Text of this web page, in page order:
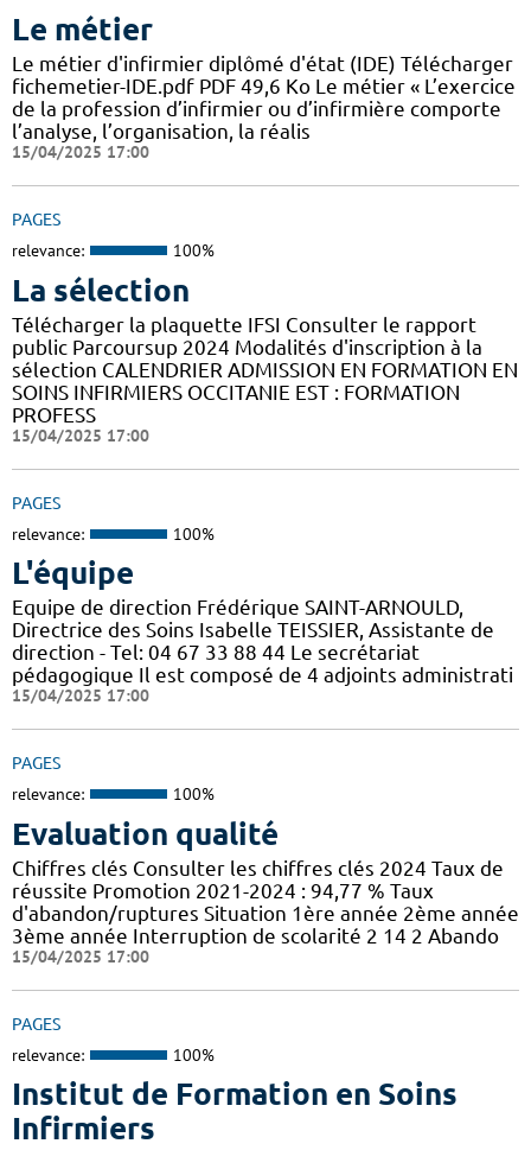
Le métier
Le métier d'infirmier diplômé d'état (IDE) Télécharger
fichemetier-IDE.pdf PDF 49,6 Ko Le métier « L’exercice
de la profession d’infirmier ou d’infirmière comporte
l’analyse, l’organisation, la réalis
15/04/2025 17:00
PAGES
relevance: 100%
La sélection
Télécharger la plaquette IFSI Consulter le rapport
public Parcoursup 2024 Modalités d'inscription à la
sélection CALENDRIER ADMISSION EN FORMATION EN
SOINS INFIRMIERS OCCITANIE EST : FORMATION
PROFESS
15/04/2025 17:00
PAGES
relevance: 100%
L'équipe
Equipe de direction Frédérique SAINT-ARNOULD,
Directrice des Soins Isabelle TEISSIER, Assistante de
direction - Tel: 04 67 33 88 44 Le secrétariat
pédagogique Il est composé de 4 adjoints administrati
15/04/2025 17:00
PAGES
relevance: 100%
Evaluation qualité
Chiffres clés Consulter les chiffres clés 2024 Taux de
réussite Promotion 2021-2024 : 94,77 % Taux
d'abandon/ruptures Situation 1ère année 2ème année
3ème année Interruption de scolarité 2 14 2 Abando
15/04/2025 17:00
PAGES
relevance: 100%
Institut de Formation en Soins
Infirmiers